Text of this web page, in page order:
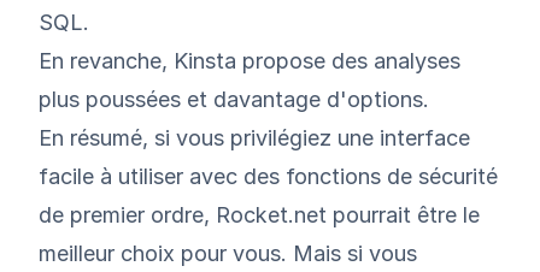
SQL.
En revanche, Kinsta propose des analyses
plus poussées et davantage d'options.
En résumé, si vous privilégiez une interface
facile à utiliser avec des fonctions de sécurité
de premier ordre, Rocket.net pourrait être le
meilleur choix pour vous. Mais si vous